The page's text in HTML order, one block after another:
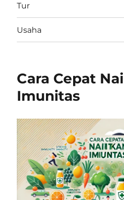
Tur
Usaha
Cara Cepat
Imunitas